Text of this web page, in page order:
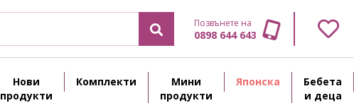
Позвънете на
0898 644 643
Нови
продукти
Комплекти
Мини
продукти
Японска
Бебета
и деца